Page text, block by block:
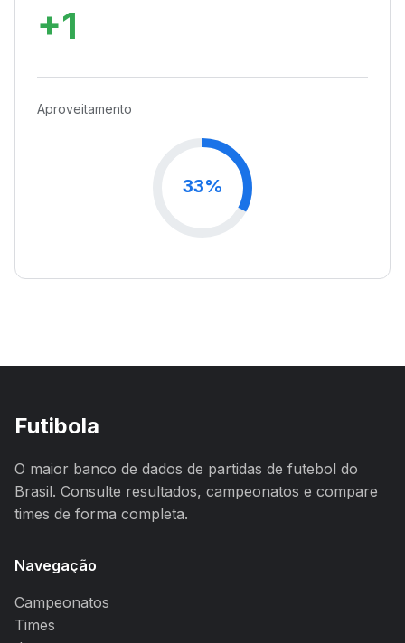
+1
Aproveitamento
33%
Futibola
O maior banco de dados de partidas de futebol do
Brasil. Consulte resultados, campeonatos e compare
times de forma completa.
Navegação
Campeonatos
Times